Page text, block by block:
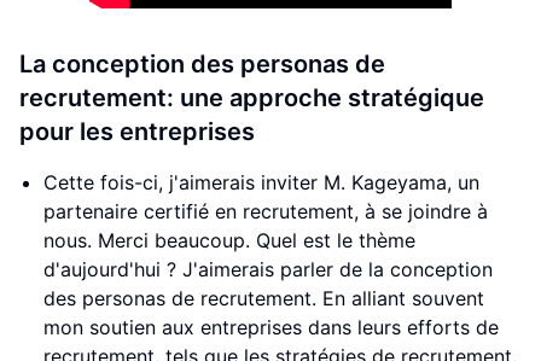
La conception des personas de
recrutement: une approche stratégique
pour les entreprises
Cette fois-ci, j'aimerais inviter M. Kageyama, un
partenaire certifié en recrutement, à se joindre à
nous. Merci beaucoup. Quel est le thème
d'aujourd'hui ? J'aimerais parler de la conception
des personas de recrutement. En alliant souvent
mon soutien aux entreprises dans leurs efforts de
recrutement, tels que les stratégies de recrutement,